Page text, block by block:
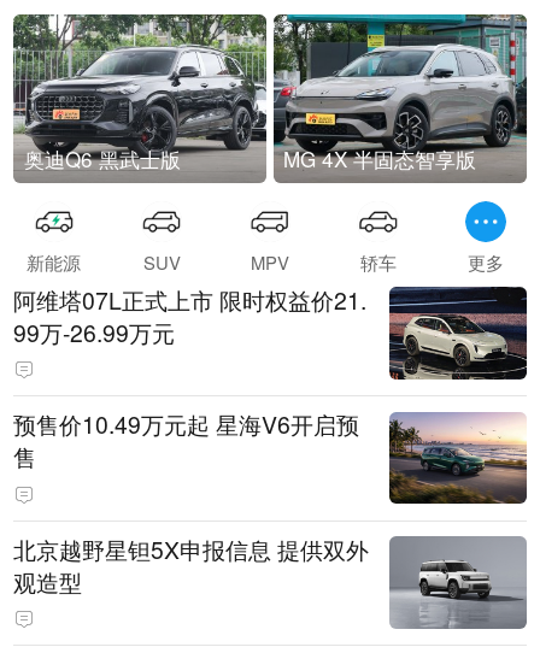
奥迪Q6 黑武士版 MG 4X 半固态智享版
新能源 SUV MPV 轿车 更多
阿维塔07L正式上市 限时权益价21.
99万-26.99万元
预售价10.49万元起 星海V6开启预
售
北京越野星钽5X申报信息 提供双外
观造型